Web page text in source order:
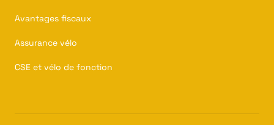
Avantages fiscaux
Assurance vélo
CSE et vélo de fonction